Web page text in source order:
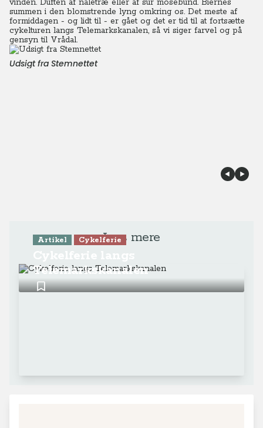
vinden. Duften af nåletræ eller af sur mosebund. Biernes
summen i den blomstrende lyng omkring os. Det meste af
formiddagen - og lidt til - er gået og det er tid til at fortsætte
cykelturen langs Telemarkskanalen, så vi siger farvel og på
gensyn til Vrådal.
Udsigt fra Stemnettet
Læs mere
Artikel Cykelferie
Telemarkskanalen